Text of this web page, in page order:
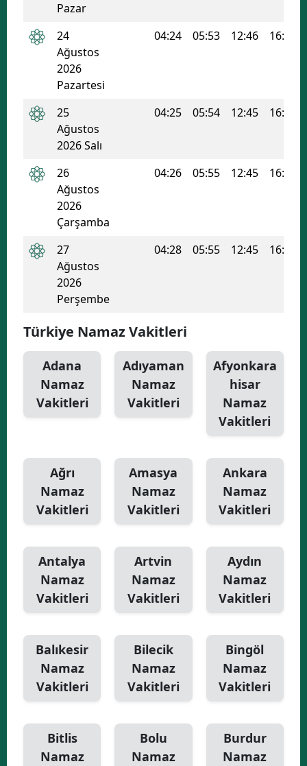
Bayburt
Kırıkkale
Bartın
Yalova
Karabük
Kilis
Osmaniye
Pazar
24
Ağustos
2026
Pazartesi
04:24 05:53 12:46 16:29
25
Ağustos
2026 Salı
04:25 05:54 12:45 16:28
26
Ağustos
2026
Çarşamba
04:26 05:55 12:45 16:27
27
Ağustos
2026
Perşembe
04:28 05:55 12:45 16:26
Türkiye Namaz Vakitleri
Adana
Namaz
Vakitleri
Adıyaman
Namaz
Vakitleri
Afyonkara
hisar
Namaz
Vakitleri
Ağrı
Namaz
Vakitleri
Amasya
Namaz
Vakitleri
Ankara
Namaz
Vakitleri
Antalya
Namaz
Vakitleri
Artvin
Namaz
Vakitleri
Aydın
Namaz
Vakitleri
Balıkesir
Namaz
Vakitleri
Bilecik
Namaz
Vakitleri
Bingöl
Namaz
Vakitleri
Bitlis
Namaz
Bolu
Namaz
Burdur
Namaz